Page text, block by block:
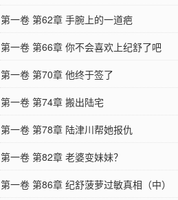
第一卷 第62章 手腕上的一道疤
第一卷 第66章 你不会喜欢上纪舒了吧
第一卷 第70章 他终于签了
第一卷 第74章 搬出陆宅
第一卷 第78章 陆津川帮她报仇
第一卷 第82章 老婆变妹妹？
第一卷 第86章 纪舒菠萝过敏真相（中）